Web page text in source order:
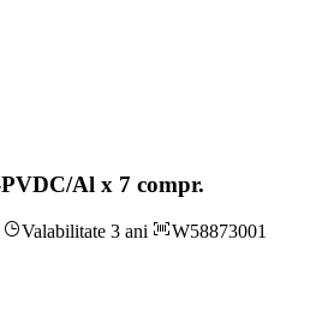
Al x 7 compr.
Valabilitate 3 ani
W58873001